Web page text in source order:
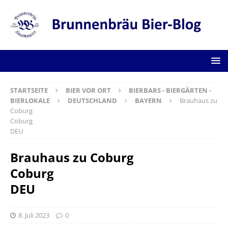
STARTSEITE BIER VOR ORT
BIERBARS - BIERGÄRTEN -
BIERLOKALE
DEUTSCHLAND BAYERN
Brauhaus zu
Coburg
Coburg
DEU
Brauhaus zu Coburg
Coburg
DEU
8. Juli 2023 0